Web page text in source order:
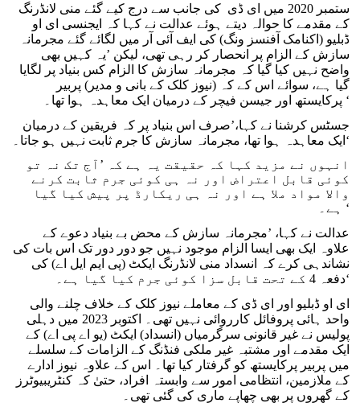
ستمبر 2020 میں ای ڈی کی جانب سے درج کیے گئے منی لانڈرنگ
کے مقدمے کا حوالہ دیتے ہوئے عدالت نے کہا کہ ایجنسی ای او
ڈبلیو (اکنامک آفنسز ونگ) کی ایف آئی آر میں لگائے گئے مجرمانہ
سازش کے الزام پر انحصار کر رہی تھی، لیکن ’یہ کہیں بھی
واضح نہیں کیا گیا کہ مجرمانہ سازش کا الزام کس بنیاد پر لگایا
گیا ہے، سوائے اس کے کہ (نیوز کلک کے بانی و مدیر) پربیر
پرکایستھ اور جیسن فیچر کے درمیان ایک معاہدہ ہوا تھا۔ ‘
جسٹس کرشنا نے کہا،’صرف اس بنیاد پر کہ فریقین کے درمیان
ایک معاہدہ ہوا تھا، مجرمانہ سازش کا جرم ثابت نہیں ہو جاتا۔‘
انہوں نے مزید کہا کہ حقیقت یہ ہے کہ ’آج تک نہ تو
کوئی قابل اعتراض اور نہ ہی کوئی جرم ثابت کرنے
والا مواد ملا ہے اور نہ ہی ریکارڈ پر پیش کیا گیا
ہے۔ ‘
عدالت نے کہا، ’مجرمانہ سازش کے محض بے بنیاد دعوے کے
علاوہ ایک بھی ایسا الزام موجود نہیں جو دور دور تک اس بات کی
نشاندہی کرے کہ انسداد منی لانڈرنگ ایکٹ (پی ایم ایل اے) کی
دفعہ 4 کے تحت قابل سزا کوئی جرم کیا گیا ہے۔‘
ای او ڈبلیو اور ای ڈی کے معاملے نیوز کلک کے خلاف چلنے والی
واحد ہائی پروفائل کارروائی نہیں تھی۔ اکتوبر 2023 میں دہلی
پولیس نے غیر قانونی سرگرمیاں (انسداد) ایکٹ (یو اے پی اے) کے
ایک مقدمے اور مشتبہ غیر ملکی فنڈنگ کے الزامات کے سلسلے
میں پربیر پرکایستھ کو گرفتار کیا تھا۔ اس کے علاوہ نیوز ادارے
کے ملازمین، انتظامی امور سے وابستہ افراد، حتیٰ کہ کنٹریبیوٹرز
کے گھروں پر بھی چھاپے ماری کی گئی تھی۔